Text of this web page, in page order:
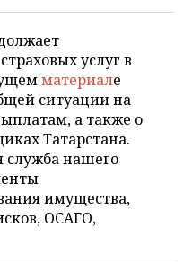
услуг в
материале
ситуации на
а также о
Татарстана.
служба нашего
имущества,
ОСАГО,